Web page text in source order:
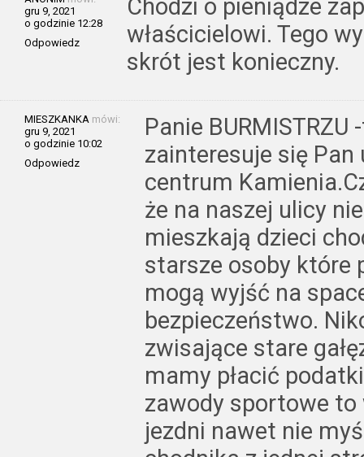
gru 9, 2021
o godzinie 12:28
Odpowiedz
Chodzi o pieniądze
właścicielowi. Tego
skrót jest konieczny.
MIESZKANKA mówi:
gru 9, 2021
o godzinie 10:02
Odpowiedz
Panie
zainteresuje się Pan
centrum
że na naszej ulicy
mieszkają dzieci
starsze osoby które
mogą wyjść na
bezpieczeństwo.
zwisające stare
mamy płacić
zawody sportowe to
jezdni nawet nie